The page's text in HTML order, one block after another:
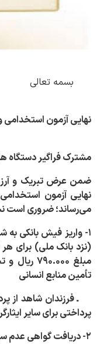
بسمه تعالی
قابل
نهایی آزمون استخدامی
مشترک فراگیر دستگاه
ضمن عرض تبریک و
نهایی آزمون
می‌رساند؛ ضروری است
۱- واریز فیش بانکی به شماره شبا
(نزد بانک ملی) برای
مبلغ
تأمین منابع انسانی
ـ فرزندان شاهد از
پرداختی برای سایر ایثارگران (۵۰) درصد هزینه فوق
۲- دریافت گواهی عدم ­سوءپیشینه جدید از طریق سامانه ثنا